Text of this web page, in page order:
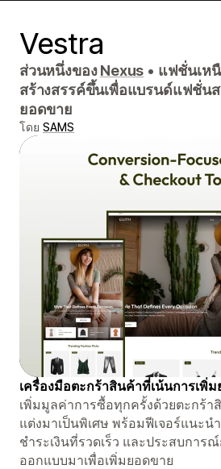
Vestra
ส่วนหนึ่งของNexus • แฟชั่นเห
สร้างสรรค์ขึ้นเพื่อแบรนด์แฟชั่น
ยอดขาย
โดย SAMS
เครื่องมือตะกร้าสินค้าที่เน้นการเพิ่
เพิ่มมูลค่าการซื้อทุกครั้งด้วยตะกร้า
แต่งมาเป็นพิเศษ พร้อมฟีเจอร์แนะน
ชำระเงินที่รวดเร็ว และประสบการ
ออกแบบมาเพื่อเพิ่มยอดขาย